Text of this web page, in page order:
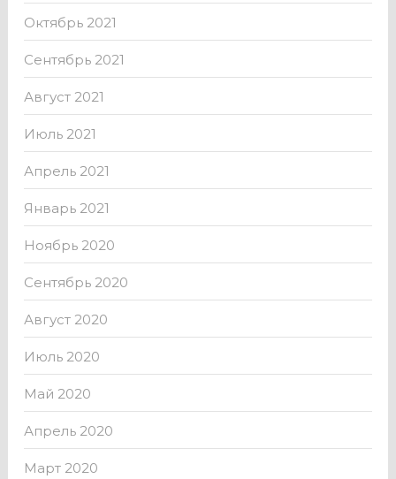
Октябрь 2021
Сентябрь 2021
Август 2021
Июль 2021
Апрель 2021
Январь 2021
Ноябрь 2020
Сентябрь 2020
Август 2020
Июль 2020
Май 2020
Апрель 2020
Март 2020